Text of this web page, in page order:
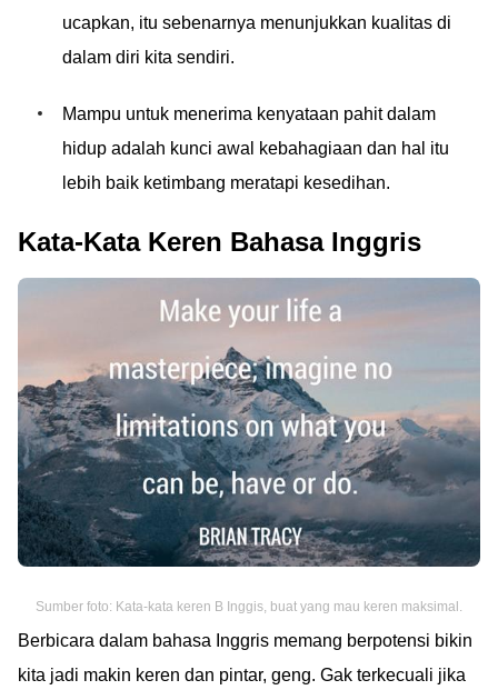
ucapkan, itu sebenarnya menunjukkan kualitas di
dalam diri kita sendiri.
Mampu untuk menerima kenyataan pahit dalam
hidup adalah kunci awal kebahagiaan dan hal itu
lebih baik ketimbang meratapi kesedihan.
Kata-Kata Keren Bahasa Inggris
Sumber foto: Kata-kata keren B Inggis, buat yang mau keren maksimal.
Berbicara dalam bahasa Inggris memang berpotensi bikin
kita jadi makin keren dan pintar, geng. Gak terkecuali jika